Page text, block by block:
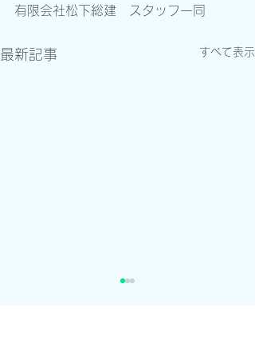
有限会社松下総建　スタッフ一同
最新記事 すべて表示